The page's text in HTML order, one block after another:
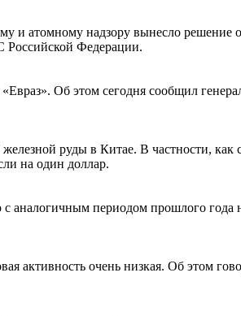
и атомному надзору вынесло решение
Российской Федерации.
Об этом сегодня сообщил
руды в Китае. В частности,
на один доллар.
с аналогичным периодом прошлого
активность очень низкая. Об этом